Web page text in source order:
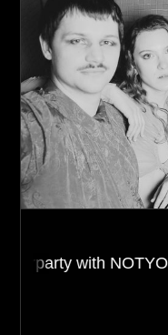
Start
Anreise
Kontakt
Impressum
Privacy Policy